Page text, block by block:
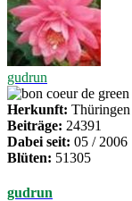
gudrun
Herkunft:
Beiträge: 24391
Dabei seit: 05 / 2006
Blüten: 51305
gudrun